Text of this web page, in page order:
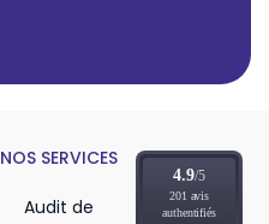
NOS SERVICES
Audit de